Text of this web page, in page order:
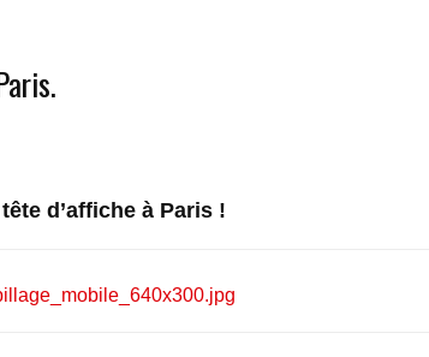
d’affiche à Paris !